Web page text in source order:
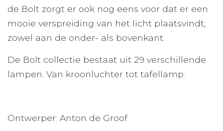
de Bolt zorgt er ook nog eens voor dat er een
mooie verspreiding van het licht plaatsvindt,
zowel aan de onder- als bovenkant.
De Bolt collectie bestaat uit 29 verschillende
lampen. Van kroonluchter tot tafellamp.
Ontwerper: Anton de Groof